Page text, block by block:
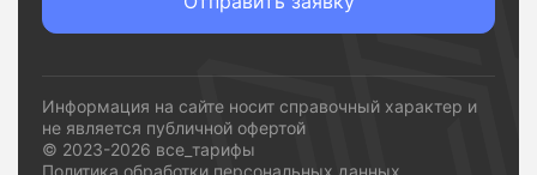
Информация на сайте носит справочный характер и
не является публичной офертой
© 2023-2026 все_тарифы